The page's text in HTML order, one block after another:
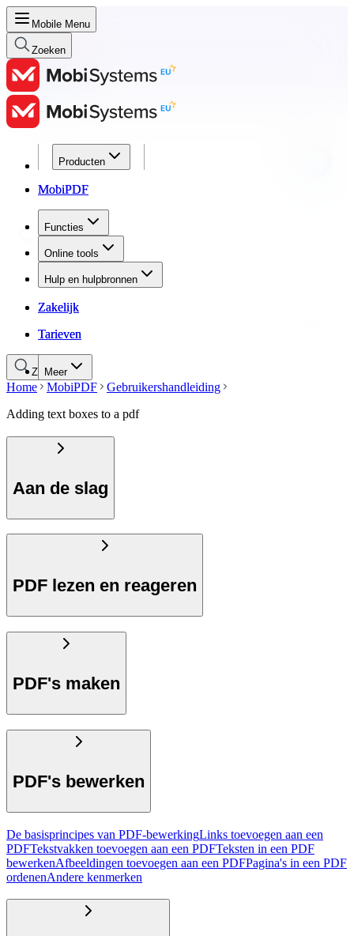
Mobile Menu
Zoeken
Producten
MobiPDF
Functies
Online tools
Hulp en hulpbronnen
Zakelijk
Tarieven
Meer
Producten
MobiPDF
Functies
Online tools
Hulp en hulpbronnen
Zakelijk
Tarieven
Zoeken
Home MobiPDF
Gebruikershandleiding
Adding text boxes to a pdf
Aan de slag
PDF lezen en reageren
PDF's maken
PDF's bewerken
De basisprincipes van PDF-bewerkingLinks toevoegen aan een
PDFTekstvakken toevoegen aan een PDFTeksten in een PDF
bewerkenAfbeeldingen toevoegen aan een PDFPagina's in een PDF
ordenenAndere kenmerken